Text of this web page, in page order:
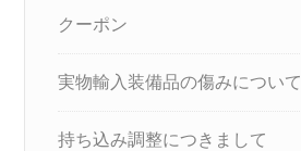
クーポン
実物輸入装備品の傷みについて
持ち込み調整につきまして